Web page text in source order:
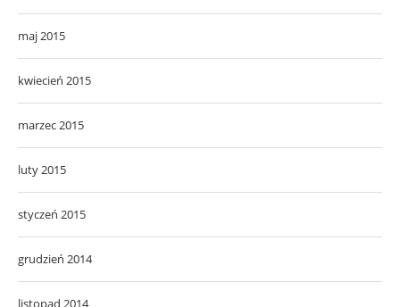
maj 2015
kwiecień 2015
marzec 2015
luty 2015
styczeń 2015
grudzień 2014
listopad 2014